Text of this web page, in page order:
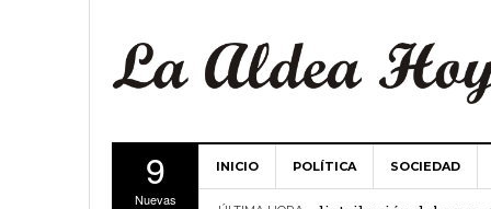
9
Nuevas
INICIO POLÍTICA SOCIEDAD
La Comunidad de